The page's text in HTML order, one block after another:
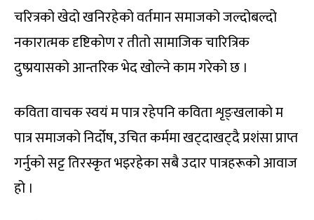
चरित्रको खेदो खनिरहेको वर्तमान समाजको जल्दोबल्दो
नकारात्मक दृष्टिकोण र तीतो सामाजिक चारित्रिक
दुष्प्रयासको आन्तरिक भेद खोल्ने काम गरेको छ ।
कविता वाचक स्वयं म पात्र रहेपनि कविता शृङ्खलाको म
पात्र समाजको निर्दोष, उचित कर्ममा खट्दाखट्दै प्रशंसा प्राप्त
गर्नुको सट्ट तिरस्कृत भइरहेका सबै उदार पात्रहरूको आवाज
हो ।